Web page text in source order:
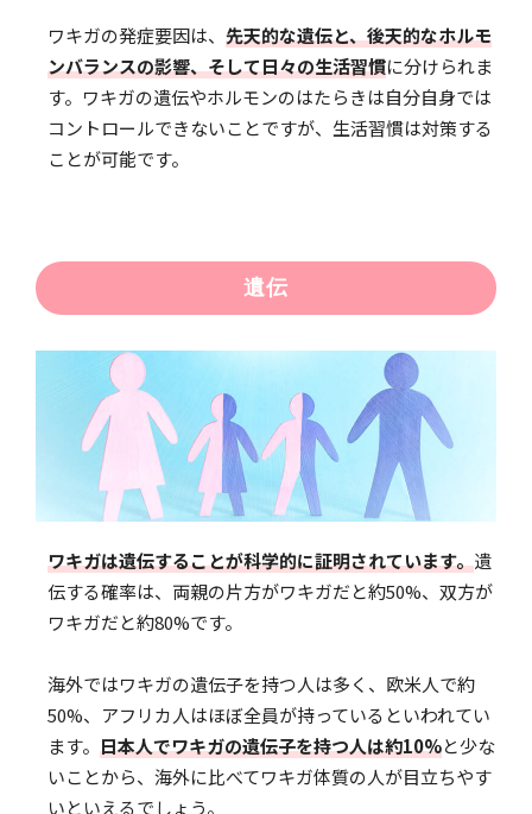
ワキガの発症要因は、 先天的な遺伝と、後天的なホルモ
ンバランスの影響、そして日々の生活習慣に分けられま
す。ワキガの遺伝やホルモンのはたらきは自分自身では
コントロールできないことですが、生活習慣は対策する
ことが可能です。
遺伝
ワキガは遺伝することが科学的に証明されています。遺
伝する確率は、両親の片方がワキガだと約50%、双方が
ワキガだと約80%です。
海外ではワキガの遺伝子を持つ人は多く、欧米人で約
50%、アフリカ人はほぼ全員が持っているといわれてい
ます。 日本人でワキガの遺伝子を持つ人は約10%と少な
いことから、海外に比べてワキガ体質の人が目立ちやす
いといえるでしょう。